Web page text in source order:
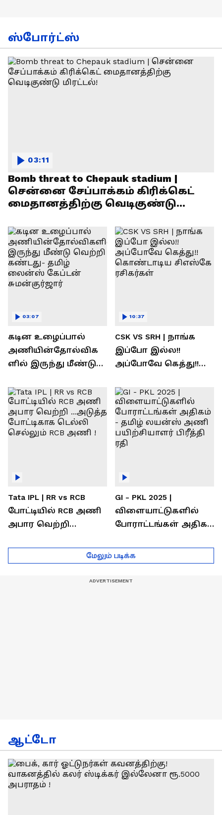
ஸ்போர்ட்ஸ்
Bomb threat to Chepauk stadium |
சென்னை சேப்பாக்கம் கிரிக்கெட்
மைதானத்திற்கு வெடிகுண்டு
03:11
கடின உழைப்பால்
அணியின்தோல்விக
ளில் இருந்து மீண்டு
தமிழ் லைன்ஸ்
கேப்டன் சுமன்குர்ஜார்
03:07
CSK VS SRH | நாங்க
இப்போ இல்ல!!
அப்போவே கெத்து!!
சிஎஸ்கே ரசிகர்கள்
10:37
Tata IPL | RR vs RCB
போட்டியில் RCB அணி
அபார வெற்றி
டெல்லி செல்லும் RCB
அணி !
GI - PKL 2025 |
விளையாட்டுகளில்
போராட்டங்கள் அதிகம்
பயிற்சியாளர் பிரீத்தி
ரதி
மேலும் படிக்க
ஆட்டோ